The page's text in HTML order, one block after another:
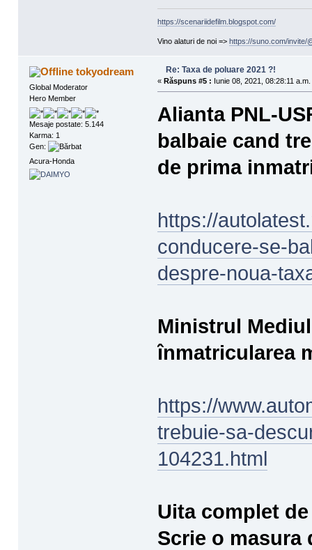
https://scenariidefilm.blogspot.com/
Vino alaturi de noi => https://suno.com/invite/
tokyodream
Global Moderator
Hero Member
Mesaje postate: 5.144
Karma: 1
Gen:
Acura-Honda
Re: Taxa de poluare 2021 ?!
« Răspuns #5 : Iunie 08, 2021, 08:28:11 a.m.
Alianta PNL-
balbaie cand
de prima
https://
conducere-se-
despre-noua-
Ministrul
înmatricularea
https://
trebuie-sa-
104231.html
Uita complet
Scrie o masura